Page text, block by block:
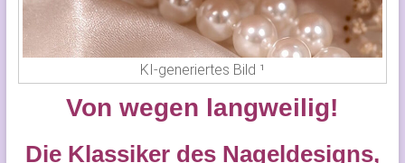
KI-generiertes Bild ¹
Von wegen langweilig!
DieKlassiker des Nageldesigns,